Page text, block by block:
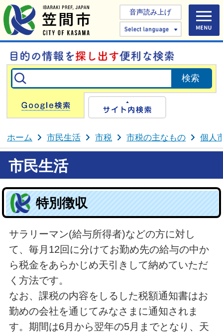
音声読み上げ
Select
Google検索
ホーム 市民生活 市税 市税の主なもの 個人
市民生活
特別徴収
サラリーマン(給与所得者)などの方に対し
て、毎月12回に分けてお勤め先の給与の中か
ら税金をあらかじめ天引きして納めていただ
く方法です。
なお、課税の内容をしるした税額通知書はお
勤めの会社を通じてみなさまに通知されま
す。期間は6月から翌年の5月までとなり、天